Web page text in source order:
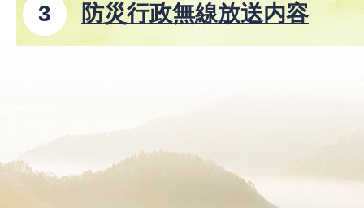
防災行政無線放送内容